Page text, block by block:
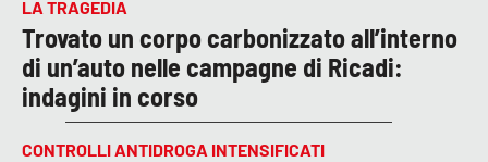
LA TRAGEDIA
Trovato un corpo carbonizzato all’interno
di un’auto nelle campagne di Ricadi:
indagini in corso
CONTROLLI ANTIDROGA INTENSIFICATI